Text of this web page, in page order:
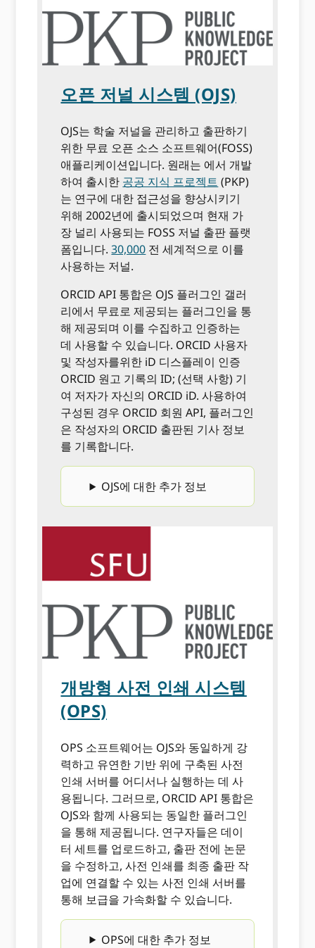
오픈 저널 시스템 (OJS)
OJS는 학술 저널을 관리하고 출판하기
위한 무료 오픈 소스 소프트웨어(FOSS)
애플리케이션입니다. 원래는 에서 개발
하여 출시한 공공 지식 프로젝트 (PKP)
는 연구에 대한 접근성을 향상시키기
위해 2002년에 출시되었으며 현재 가
장 널리 사용되는 FOSS 저널 출판 플랫
폼입니다.30,000 전 세계적으로 이를
사용하는 저널.
ORCID API 통합은 OJS 플러그인 갤러
리에서 무료로 제공되는 플러그인을 통
해 제공되며 이를 수집하고 인증하는
데 사용할 수 있습니다. ORCID 사용자
및 작성자를위한 iD 디스플레이 인증
ORCID 원고 기록의 ID; (선택 사항) 기
여 저자가 자신의 ORCID iD. 사용하여
구성된 경우 ORCID 회원 API, 플러그인
은 작성자의 ORCID 출판된 기사 정보
를 기록합니다.
OJS에 대한 추가 정보
개방형 사전 인쇄 시스템
(OPS)
OPS 소프트웨어는 OJS와 동일하게 강
력하고 유연한 기반 위에 구축된 사전
인쇄 서버를 어디서나 실행하는 데 사
용됩니다. 그러므로, ORCID API 통합은
OJS와 함께 사용되는 동일한 플러그인
을 통해 제공됩니다. 연구자들은 데이
터 세트를 업로드하고, 출판 전에 논문
을 수정하고, 사전 인쇄를 최종 출판 작
업에 연결할 수 있는 사전 인쇄 서버를
통해 보급을 가속화할 수 있습니다.
OPS에 대한 추가 정보